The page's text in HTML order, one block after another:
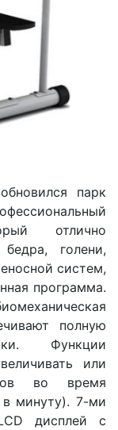
парк
отлично
голени,
систем,
программа.
полную
Функции
или
во время
минуту). 7-ми
дисплей с